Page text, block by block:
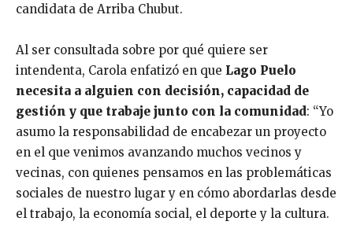
candidata de Arriba Chubut.
Al ser consultada sobre por qué quiere ser
intendenta, Carola enfatizó en que Lago Puelo
necesita a alguien con decisión, capacidad de
gestión y que trabaje junto con la comunidad: “Yo
asumo la responsabilidad de encabezar un proyecto
en el que venimos avanzando muchos vecinos y
vecinas, con quienes pensamos en las problemáticas
sociales de nuestro lugar y en cómo abordarlas desde
el trabajo, la economía social, el deporte y la cultura.